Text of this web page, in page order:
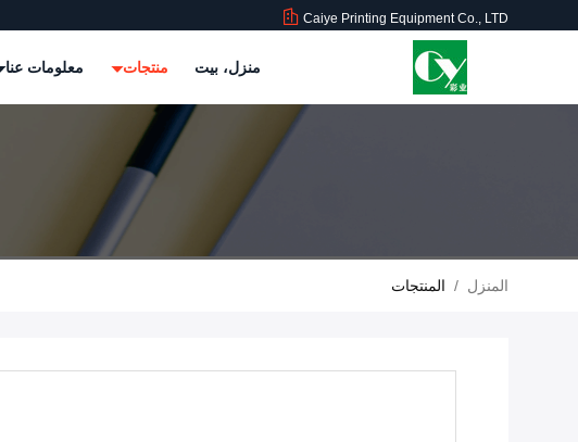
Caiye Printing Equipment Co., LTD
منزل، بيت منتجات معلومات عنا
المنزل / المنتجات